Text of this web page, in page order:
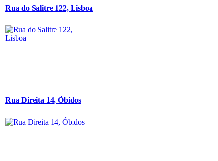
Rua do Salitre 122, Lisboa
Rua Direita 14, Óbidos